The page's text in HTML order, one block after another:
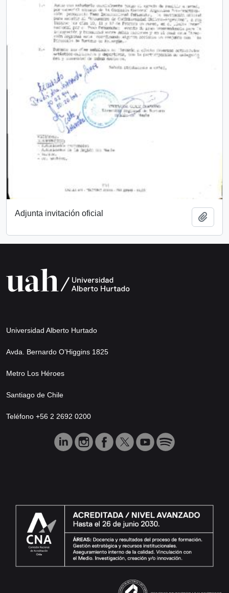
Adjunta invitación oficial
Universidad Alberto Hurtado
Avda. Bernardo O’Higgins 1825
Metro Los Héroes
Santiago de Chile
Teléfono +56 2 2692 0200